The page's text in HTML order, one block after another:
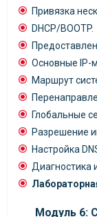
Привязка
DHCP/BOOTP.
Основные IP-
Маршрут
Глобальные
Разрешение
Настройка
Диагностика
Модуль 6: